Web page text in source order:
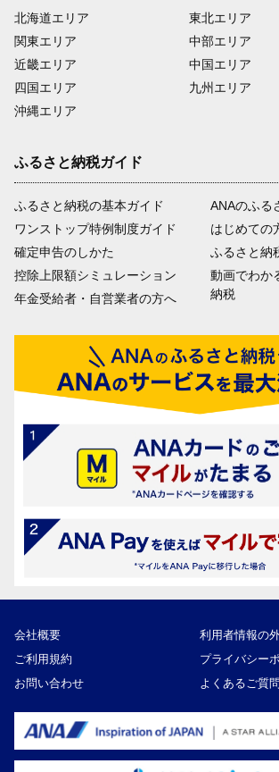
北海道エリア
関東エリア
近畿エリア
四国エリア
沖縄エリア
東北エリア
中部エリア
中国エリア
九州エリア
ふるさと納税ガイド
ふるさと納税の基本ガイド
ワンストップ特例制度ガイド
確定申告のしかた
控除上限額シミュレーション
年金受給者・自営業者の方へ
ANAのふる
はじめての
ふるさと納
動画でわか
納税
会社概要
利用者情報の
ご利用規約
プライバシー
お問い合わせ
よくあるご質問